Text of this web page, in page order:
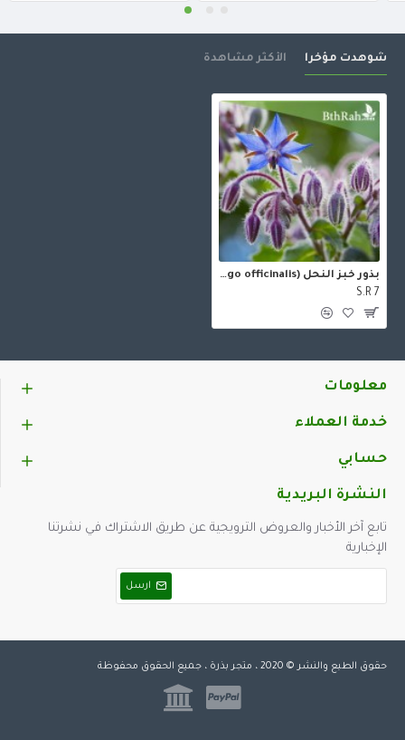
شوهدت مؤخرا الأكثر مشاهدة
بذور خبز النحل (Borago officinalis)
S.R 7
معلومات
خدمة العملاء
حسابي
النشرة البريدية
تابع آخر الأخبار والعروض الترويجية عن طريق الاشتراك في نشرتنا
الإخبارية
ارسل
حقوق الطبع والنشر © 2020 ، متجر بذرة ، جميع الحقوق محفوظة